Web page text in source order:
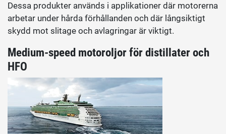
Dessa produkter används i applikationer där motorerna
arbetar under hårda förhållanden och där långsiktigt
skydd mot slitage och avlagringar är viktigt.
Medium-speed motoroljor för distillater och
HFO